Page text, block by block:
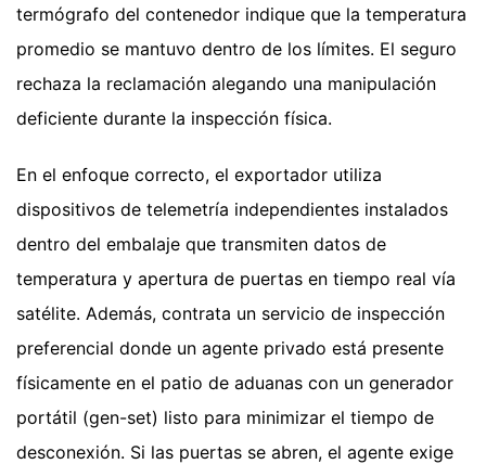
termógrafo del contenedor indique que la temperatura
promedio se mantuvo dentro de los límites. El seguro
rechaza la reclamación alegando una manipulación
deficiente durante la inspección física.
En el enfoque correcto, el exportador utiliza
dispositivos de telemetría independientes instalados
dentro del embalaje que transmiten datos de
temperatura y apertura de puertas en tiempo real vía
satélite. Además, contrata un servicio de inspección
preferencial donde un agente privado está presente
físicamente en el patio de aduanas con un generador
portátil (gen-set) listo para minimizar el tiempo de
desconexión. Si las puertas se abren, el agente exige